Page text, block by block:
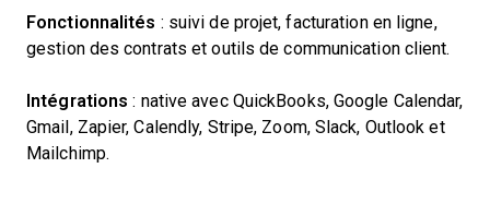
Fonctionnalités : suivi de projet, facturation en ligne,
gestion des contrats et outils de communication client.
Intégrations : native avec QuickBooks, Google Calendar,
Gmail, Zapier, Calendly, Stripe, Zoom, Slack, Outlook et
Mailchimp.